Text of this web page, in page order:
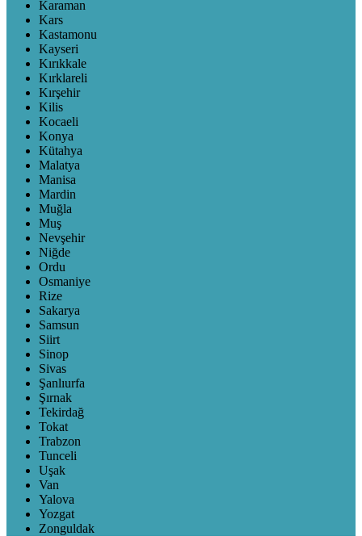
Karaman
Kars
Kastamonu
Kayseri
Kırıkkale
Kırklareli
Kırşehir
Kilis
Kocaeli
Konya
Kütahya
Malatya
Manisa
Mardin
Muğla
Muş
Nevşehir
Niğde
Ordu
Osmaniye
Rize
Sakarya
Samsun
Siirt
Sinop
Sivas
Şanlıurfa
Şırnak
Tekirdağ
Tokat
Trabzon
Tunceli
Uşak
Van
Yalova
Yozgat
Zonguldak